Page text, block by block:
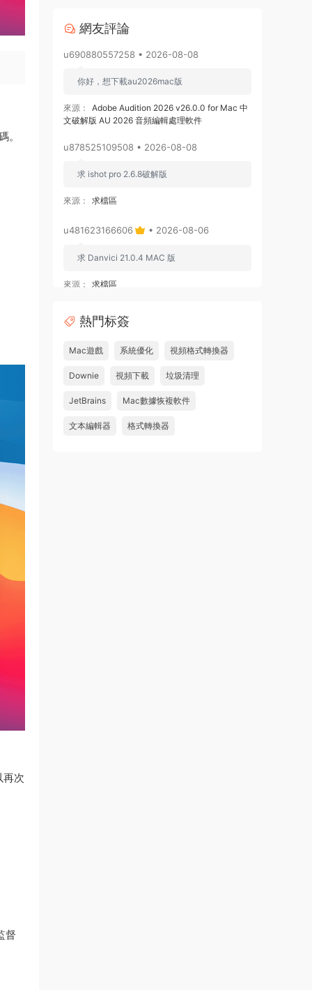
。
再次
督
網友評論
u690880557258 • 2026-08-08
你好，想下載au2026mac版
來源：
Adobe Audition 2026 v26.0.0 for Mac 中
文破解版 AU 2026 音頻編輯處理軟件
u878525109508 • 2026-08-08
求 ishot pro 2.6.8破解版
來源： 求檔區
u481623166606 • 2026-08-06
求 Danvici 21.0.4 MAC 版
來源： 求檔區
admin • 2026-08-06
Pro v26.3.0 ARM [MacSKY].dmg等2個文
中文破解版 PR2026 強大視頻編輯軟件
u262113823826 • 2026-08-06
熱門标簽
Mac遊戲 系統優化 視頻格式轉換器
Downie 視頻下載 垃圾清理
JetBrains Mac數據恢複軟件
文本編輯器 格式轉換器